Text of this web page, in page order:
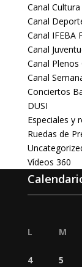
Canal Cultura
Canal
Canal IFEBA
Canal
Canal Plenos
Canal
Conciertos
DUSI
Especiales y
Ruedas de
Vídeos 360
L
M
4
5